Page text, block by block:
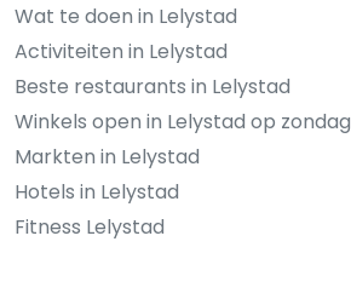
Wat te doen in Lelystad
Activiteiten in Lelystad
Beste restaurants in Lelystad
Winkels open in Lelystad op zondag
Markten in Lelystad
Hotels in Lelystad
Fitness Lelystad